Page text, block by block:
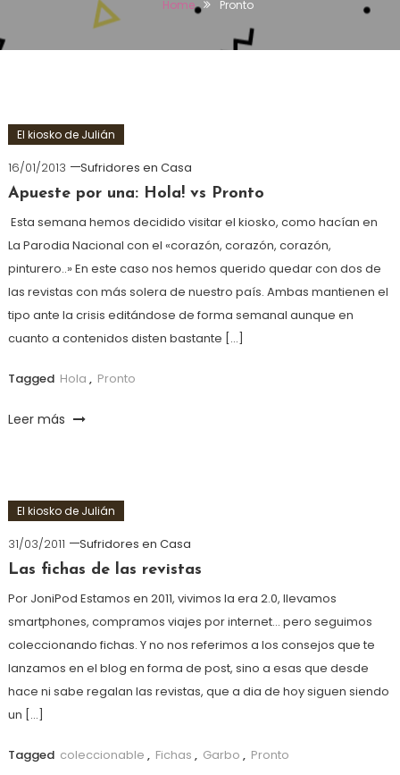
Home Pronto
El kiosko de Julián
16/01/2013
Sufridores en Casa
Apueste por una: Hola! vs Pronto
Esta semana hemos decidido visitar el kiosko, como hacían en
La Parodia Nacional con el «corazón, corazón, corazón,
pinturero..» En este caso nos hemos querido quedar con dos de
las revistas con más solera de nuestro país. Ambas mantienen el
tipo ante la crisis editándose de forma semanal aunque en
cuanto a contenidos disten bastante […]
Tagged Hola , Pronto
Leer más
El kiosko de Julián
31/03/2011
Sufridores en Casa
Las fichas de las revistas
Por JoniPod Estamos en 2011, vivimos la era 2.0, llevamos
smartphones, compramos viajes por internet… pero seguimos
coleccionando fichas. Y no nos referimos a los consejos que te
lanzamos en el blog en forma de post, sino a esas que desde
hace ni sabe regalan las revistas, que a dia de hoy siguen siendo
un […]
Tagged coleccionable , Fichas , Garbo , Pronto